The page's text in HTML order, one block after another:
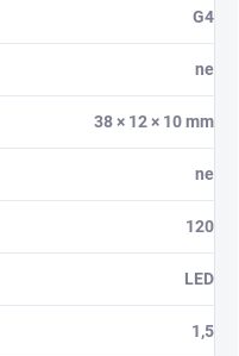
G4
ne
38 × 12 × 10 mm
ne
120
LED
1,5